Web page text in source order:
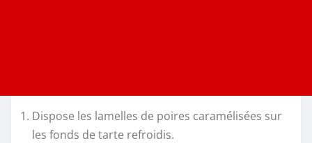
Dispose les lamelles de poires caramélisées sur
les fonds de tarte refroidis.